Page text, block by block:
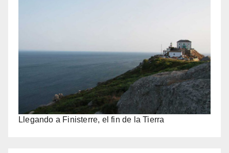
Llegando a Finisterre, el fin de la Tierra